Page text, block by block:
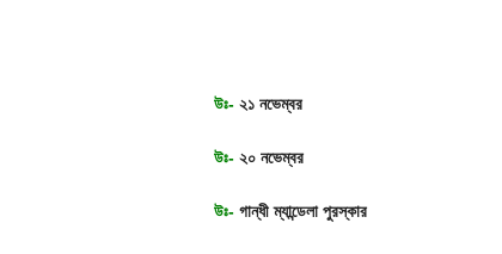
উঃ- ২১ নভেম্বর
উঃ- ২০ নভেম্বর
উঃ- গান্ধী ম্যান্ডেলা পুরস্কার